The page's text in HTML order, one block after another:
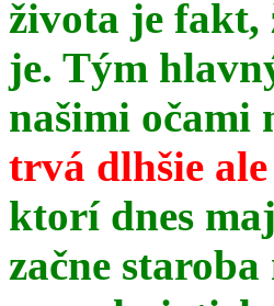
života je fakt,
je. Tým
našimi očami
trvá dlhšie
ktorí dnes
začne